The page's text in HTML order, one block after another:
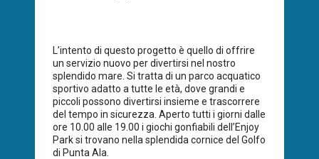
L’intento di questo progetto è quello di offrire
un servizio nuovo per divertirsi nel nostro
splendido mare. Si tratta di un parco acquatico
sportivo adatto a tutte le età, dove grandi e
piccoli possono divertirsi insieme e trascorrere
del tempo in sicurezza. Aperto tutti i giorni dalle
ore 10.00 alle 19.00 i giochi gonfiabili dell’Enjoy
Park si trovano nella splendida cornice del Golfo
di Punta Ala.